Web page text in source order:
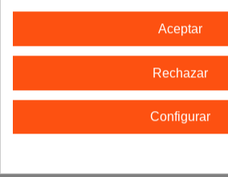
Aceptar
Rechazar
Configurar